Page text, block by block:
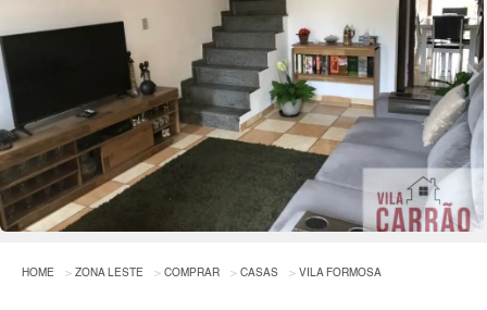
HOME ZONA LESTE COMPRAR CASAS VILA FORMOSA